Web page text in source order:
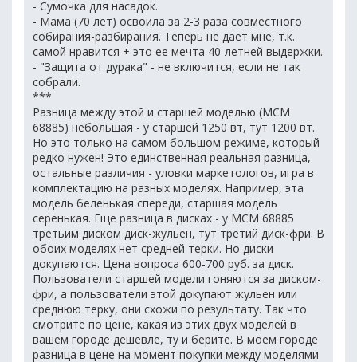
- Сумочка для насадок.
- Мама (70 лет) освоила за 2-3 раза совместного
собирания-разбирания. Теперь не дает мне, т.к.
самой нравится + это ее мечта 40-летней выдержки.
- "Защита от дурака" - не включится, если не так
собрали.
***
Разница между этой и старшей моделью (MCM
68885) небольшая - у старшей 1250 вт, тут 1200 вт.
Но это только на самом большом режиме, который
редко нужен! Это единственная реальная разница,
остальные различия - уловки маркетологов, игра в
комплектацию на разных моделях. Например, эта
модель беленькая спереди, старшая модель
серенькая. Еще разница в дисках - у MCM 68885
третьим диском диск-жульен, тут третий диск-фри. В
обоих моделях нет средней терки. Но диски
докупаются. Цена вопроса 600-700 руб. за диск.
Пользователи старшей модели гоняются за диском-
фри, а пользователи этой докупают жульен или
среднюю терку, они схожи по результату. Так что
смотрите по цене, какая из этих двух моделей в
вашем городе дешевле, ту и берите. В моем городе
разница в цене на момент покупки между моделями